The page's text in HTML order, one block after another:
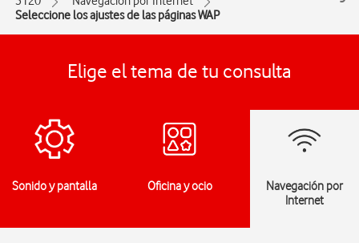
Seleccione los ajustes de las páginas WAP
Elige el tema de tu consulta
Sonido y pantalla Oficina y ocio
Navegación por
Internet